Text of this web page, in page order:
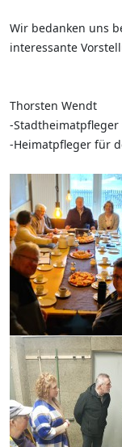
Wir bedanken uns
interessante
Thorsten Wendt
-
-Heimatpfleger für